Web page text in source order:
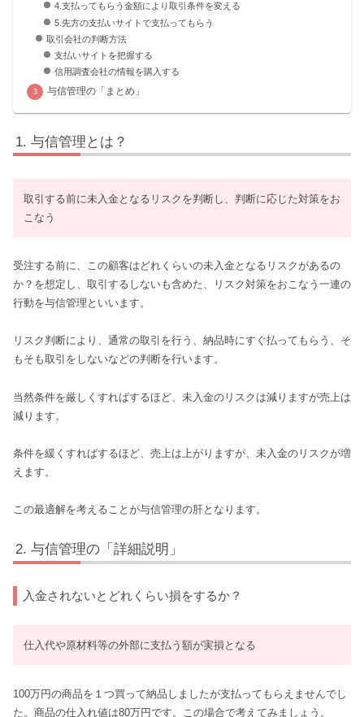
4.支払ってもらう金額により取引条件を変える
5.先方の支払いサイトで支払ってもらう
取引会社の判断方法
支払いサイトを把握する
信用調査会社の情報を購入する
与信管理の「まとめ」
与信管理とは？
取引する前に未入金となるリスクを判断し、判断に応じた対策をお
こなう
受注する前に、この顧客はどれくらいの未入金となるリスクがあるの
か？を想定し、取引するしないも含めた、リスク対策をおこなう一連の
行動を与信管理といいます。
リスク判断により、通常の取引を行う、納品時にすぐ払ってもらう、そ
もそも取引をしないなどの判断を行います。
当然条件を厳しくすればするほど、未入金のリスクは減りますが売上は
減ります。
条件を緩くすればするほど、売上は上がりますが、未入金のリスクが増
えます。
この最適解を考えることが与信管理の肝となります。
与信管理の「詳細説明」
入金されないとどれくらい損をするか？
仕入代や原材料等の外部に支払う額が実損となる
100万円の商品を１つ買って納品しましたが支払ってもらえませんでし
た。商品の仕入れ値は80万円です。この場合で考えてみましょう。